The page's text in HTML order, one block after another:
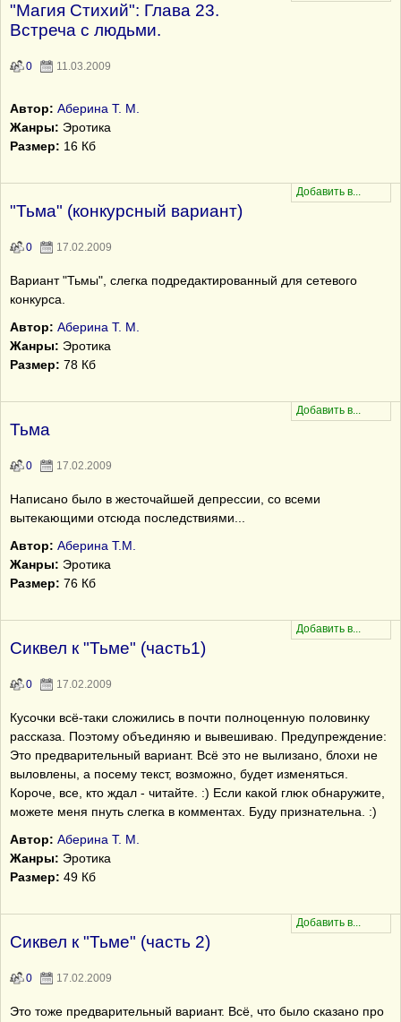
"Магия Стихий": Глава 23.
Встреча с людьми.
0 11.03.2009
Автор: Аберина Т. М.
Жанры: Эротика
Размер: 16 Кб
"Тьма" (конкурсный вариант)
0 17.02.2009
Вариант "Тьмы", слегка подредактированный для сетевого
конкурса.
Автор: Аберина Т. М.
Жанры: Эротика
Размер: 78 Кб
Тьма
0 17.02.2009
Написано было в жесточайшей депрессии, со всеми
вытекающими отсюда последствиями...
Автор: Аберина Т.М.
Жанры: Эротика
Размер: 76 Кб
Сиквел к "Тьме" (часть1)
0 17.02.2009
Кусочки всё-таки сложились в почти полноценную половинку
рассказа. Поэтому объединяю и вывешиваю. Предупреждение:
Это предварительный вариант. Всё это не вылизано, блохи не
выловлены, а посему текст, возможно, будет изменяться.
Короче, все, кто ждал - читайте. :) Если какой глюк обнаружите,
можете меня пнуть слегка в комментах. Буду признательна. :)
Автор: Аберина Т. М.
Жанры: Эротика
Размер: 49 Кб
Сиквел к "Тьме" (часть 2)
0 17.02.2009
Это тоже предварительный вариант. Всё, что было сказано про